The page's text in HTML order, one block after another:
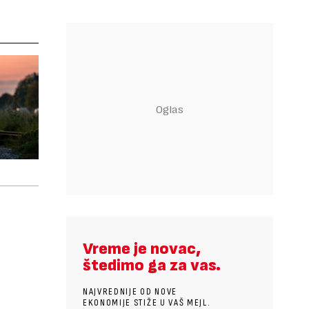
Vreme je novac,
štedimo ga za vas.
NAJVREDNIJE OD NOVE
EKONOMIJE STIŽE U VAŠ MEJL.